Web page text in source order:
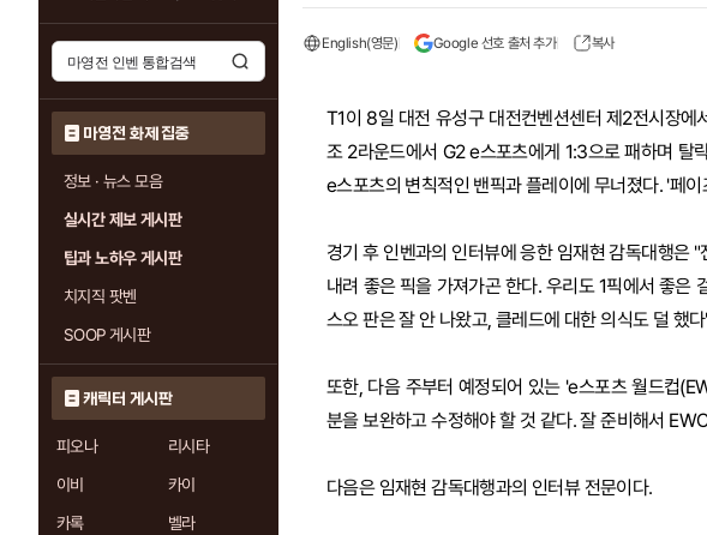
마영전 화제 집중
정보 · 뉴스 모음
실시간 제보 게시판
팁과 노하우 게시판
치지직 팟벤
SOOP 게시판
캐릭터 게시판
피오나
리시타
이비
카이
카록
벨라
English(영문) Google 선호 출처 추가 복사
T1이 8일 대전 유성구 대전컨벤션센터 제2전시장
조 2라운드에서 G2 e스포츠에게 1:3으로 패하며 탈
e스포츠의 변칙적인 밴픽과 플레이에 무너졌다. '페
경기 후 인벤과의 인터뷰에 응한 임재현 감독대행은
내려 좋은 픽을 가져가곤 한다. 우리도 1픽에서 좋
스오 판은 잘 안 나왔고, 클레드에 대한 의식도 덜 했
또한, 다음 주부터 예정되어 있는 'e스포츠 월드컵
분을 보완하고 수정해야 할 것 같다. 잘 준비해서
다음은 임재현 감독대행과의 인터뷰 전문이다.